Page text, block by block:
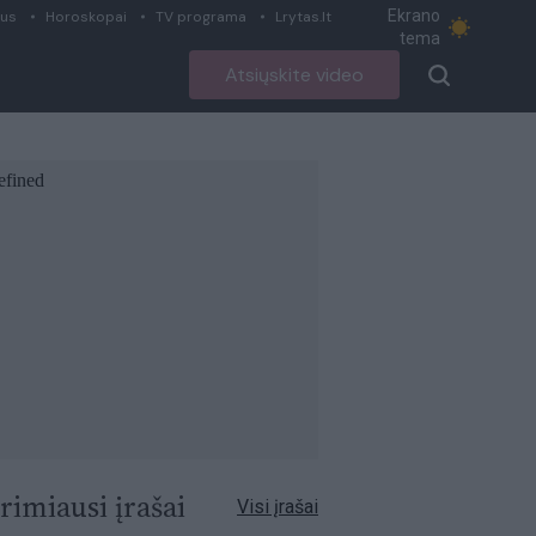
Horoskopai TV programa Lrytas.lt
Ekrano
tema
Atsiųskite video
įrašai Visi įrašai